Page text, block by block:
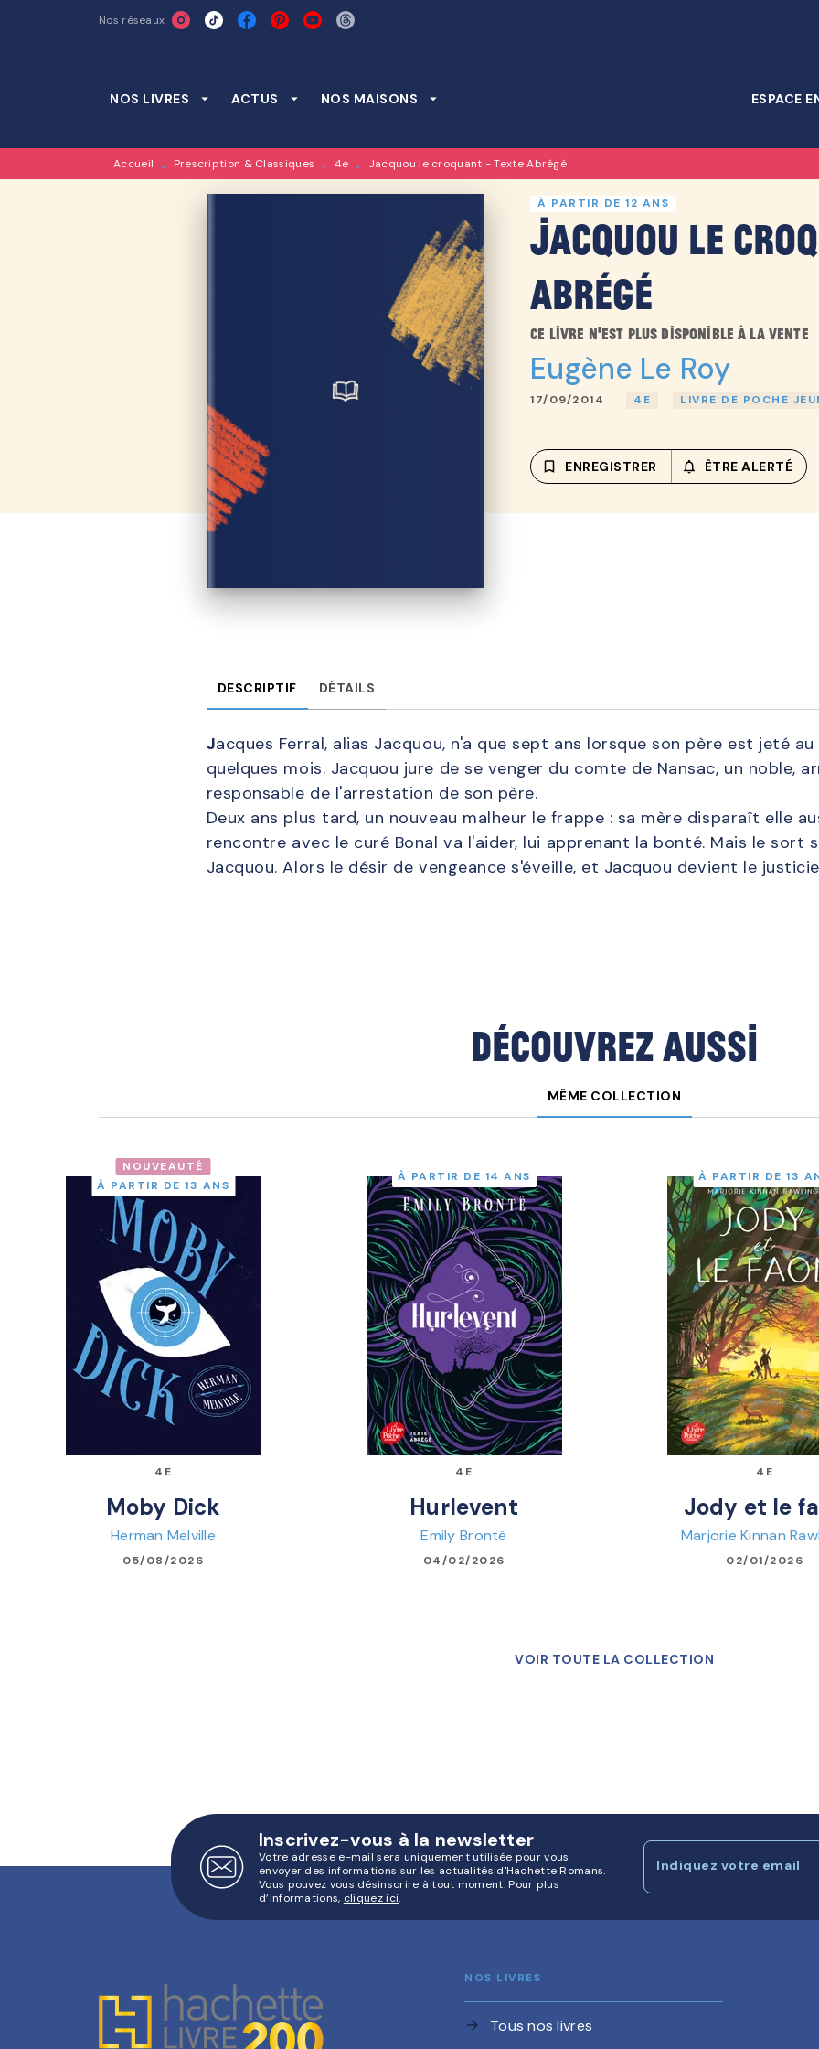
RECHERCHE CONTENU
Nos réseaux
NOS LIVRES arrow_drop_down ACTUS arrow_drop_down NOS MAISONS arrow_drop_down ESPACE
Accueil • Prescription & Classiques • 4e • Jacquou le croquant - Texte Abrégé
À PARTIR DE 12 ANS
Jacquou le
Abrégé
Ce livre n'est plus disponible à la vente
Eugène Le Roy
17/09/2014 4E LIVRE DE POCHE
bookmark_border ENREGISTRER ÊTRE ALERTÉ
DESCRIPTIF DÉTAILS
Jacques Ferral, alias Jacquou, n'a que sept ans lorsque son père est jeté
quelques mois. Jacquou jure de se venger du comte de Nansac, un noble,
responsable de l'arrestation de son père.
Deux ans plus tard, un nouveau malheur le frappe : sa mère disparaît elle
rencontre avec le curé Bonal va l'aider, lui apprenant la bonté. Mais le sort
Jacquou. Alors le désir de vengeance s'éveille, et Jacquou devient le
Découvrez aussi
MÊME COLLECTION
NOUVEAUTÉ
À PARTIR DE 13 ANS
4E
Moby Dick
Herman Melville
05/08/2026
À PARTIR DE 14 ANS
4E
Hurlevent
Emily Brontë
04/02/2026
À PARTIR DE 13
4E
Jody et le
Marjorie Kinnan
02/01/2026
VOIR TOUTE LA COLLECTION
Inscrivez-vous à la newsletter
Votre adresse e-mail sera uniquement utilisée pour vous
envoyer des informations sur les actualités d'Hachette Romans.
Vous pouvez vous désinscrire à tout moment. Pour plus
d’informations, cliquez ici.
Indiquez votre email
NOS LIVRES
arrow_forward
Tous nos livres